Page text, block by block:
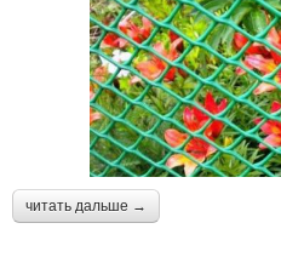
читать дальше →